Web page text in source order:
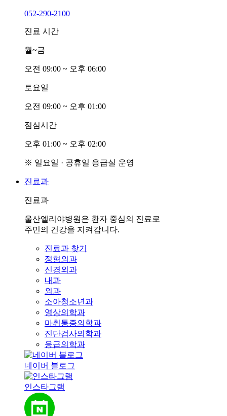
052-290-2100
진료 시간
월~금
오전 09:00 ~ 오후 06:00
토요일
오전 09:00 ~ 오후 01:00
점심시간
오후 01:00 ~ 오후 02:00
※ 일요일 · 공휴일 응급실 운영
진료과
진료과
울산엘리야병원은 환자 중심의 진료로
주민의 건강을 지켜갑니다.
진료과 찾기
정형외과
신경외과
내과
외과
소아청소년과
영상의학과
마취통증의학과
진단검사의학과
응급의학과
네이버 블로그
인스타그램